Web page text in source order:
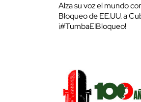
Alza su voz el mundo
Bloqueo de EE.UU. a
¡#TumbaElBloqueo!